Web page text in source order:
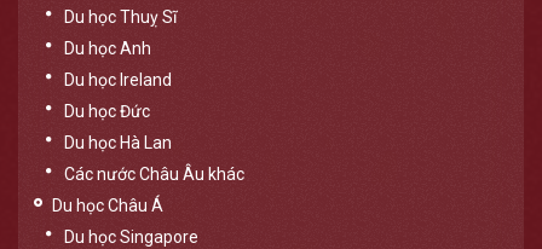
Du học Thuỵ Sĩ
Du học Anh
Du học Ireland
Du học Đức
Du học Hà Lan
Các nước Châu Âu khác
Du học Châu Á
Du học Singapore